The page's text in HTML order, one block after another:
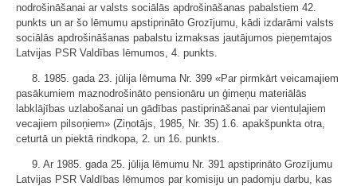
nodrošināšanai ar valsts sociālās apdrošināšanas pabalstiem 42.
punkts un ar šo lēmumu apstiprināto Grozījumu, kādi izdarāmi valsts
sociālās apdrošināšanas pabalstu izmaksas jautājumos pieņemtajos
Latvijas PSR Valdības lēmumos, 4. punkts.
8. 1985. gada 23. jūlija lēmuma Nr. 399 «Par pirmkārt veicamajiem
pasākumiem maznodrošināto pensionāru un ģimeņu materiālās
labklājības uzlabošanai un gādības pastiprināšanai par vientuļajiem
vecajiem pilsoņiem» (Ziņotājs, 1985, Nr. 35) 1.6. apakšpunkta otra,
ceturtā un piektā rindkopa, 2. un 16. punkts.
9. Ar 1985. gada 25. jūlija lēmumu Nr. 391 apstiprināto Grozījumu
Latvijas PSR Valdības lēmumos par komisiju un padomju darbu, kas